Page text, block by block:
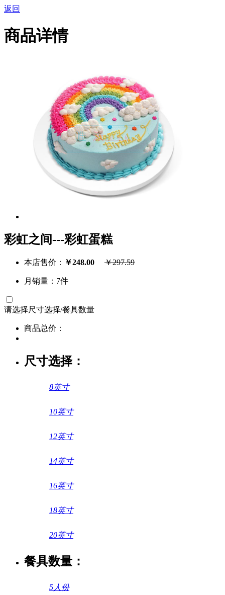
返回
商品详情
彩虹之间---彩虹蛋糕
本店售价： ￥248.00 ￥297.59
月销量：7件
请选择尺寸选择/餐具数量
商品总价：
尺寸选择：
8英寸
10英寸
12英寸
14英寸
16英寸
18英寸
20英寸
餐具数量：
5人份